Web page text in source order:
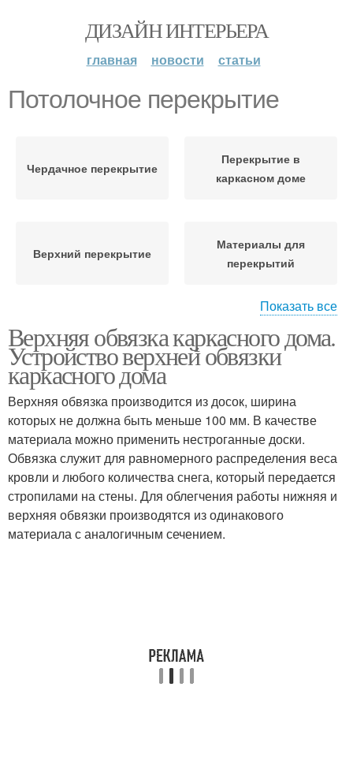
ДИЗАЙН ИНТЕРЬЕРА
главная новости статьи
Потолочное перекрытие
Чердачное перекрытие
Перекрытие в
каркасном доме
Верхний перекрытие
Материалы для
перекрытий
Межэтажное
перекрытие
Показать все
Верхняя обвязка каркасного дома.
Устройство верхней обвязки
каркасного дома
Верхняя обвязка производится из досок, ширина
которых не должна быть меньше 100 мм. В качестве
материала можно применить нестроганные доски.
Обвязка служит для равномерного распределения веса
кровли и любого количества снега, который передается
стропилами на стены. Для облегчения работы нижняя и
верхняя обвязки производятся из одинакового
материала с аналогичным сечением.